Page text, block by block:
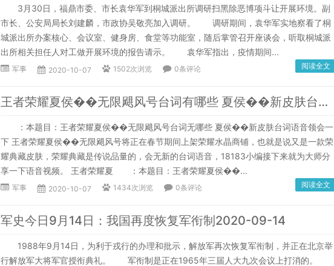
3月30日，福鼎市委、市长袁华军到桐城派出所调研扫黑除恶博项斗让开展环境。副
市长、公安局局长刘建麟，市政协吴敬亮加入调研。 调研期间，袁华军实地察看了桐
城派出所办案核心、会议室、健身房、食堂等功能室，随后掌管召开座谈会，听取桐城派
出所相关担任人对工做开展环境的报告请示。 袁华军指出，疫情期间...
军事 2020-10-07 1502次浏览 0条评论 阅读全文
王者荣耀夏侯��无限飓风号台词有哪些 夏侯��新皮肤台词语音了解一下？中华军网
：本题目：王者荣耀夏侯��无限飓风号台词无哪些 夏侯��新皮肤台词语音领会一
下 王者荣耀夏侯��无限飓风号将正在春节期间上架荣耀水晶商铺，也就是说又是一款荣
耀典藏皮肤，荣耀典藏是传说品量的，会无新的台词语音，18183小编接下来就为大师分
享一下语音视频。 王者荣耀夏 ：本题目：王者荣耀夏侯��...
军事 2020-10-07 1434次浏览 0条评论 阅读全文
军史今日9月14日：我国再度恢复军衔制2020-09-14
1988年9月14日，为利于戎行的办理和批示，解放军再次恢复军衔制，并正在北京举
行解放军大将军官授衔典礼。 军衔制是正在1965年三届人大九次会议上打消的。